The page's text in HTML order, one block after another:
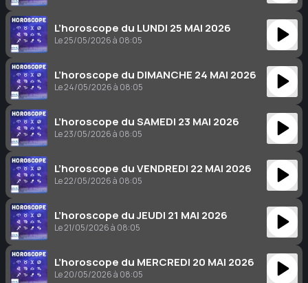
L’horoscope du LUNDI 25 MAI 2026
Le 25/05/2026 à 08:05
L’horoscope du DIMANCHE 24 MAI 2026
Le 24/05/2026 à 08:05
L’horoscope du SAMEDI 23 MAI 2026
Le 23/05/2026 à 08:05
L’horoscope du VENDREDI 22 MAI 2026
Le 22/05/2026 à 08:05
L’horoscope du JEUDI 21 MAI 2026
Le 21/05/2026 à 08:05
L’horoscope du MERCREDI 20 MAI 2026
Le 20/05/2026 à 08:05